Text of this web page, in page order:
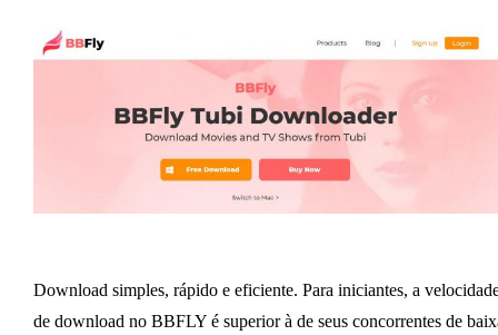
Download simples, rápido e eficiente. Para iniciantes, a
de download no BBFLY é superior à de seus concorrentes de